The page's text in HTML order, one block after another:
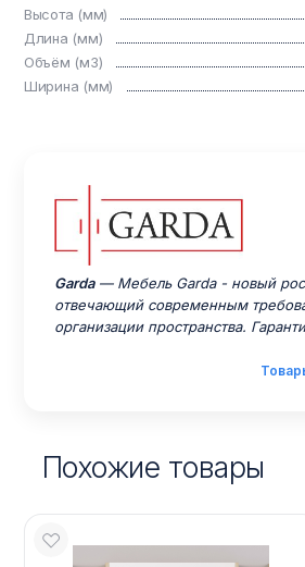
Высота (мм)
Длина (мм)
Объём (м3)
Ширина (мм)
Garda— Мебель Garda - новый
отвечающий современным
организации пространства.
Похожие товары